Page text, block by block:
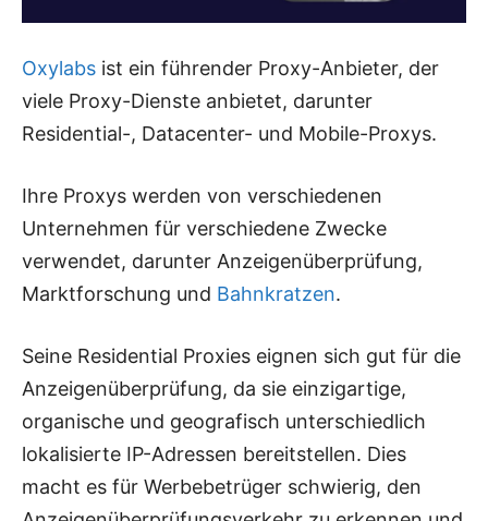
Oxylabs ist ein führender Proxy-Anbieter, der
viele Proxy-Dienste anbietet, darunter
Residential-, Datacenter- und Mobile-Proxys.
Ihre Proxys werden von verschiedenen
Unternehmen für verschiedene Zwecke
verwendet, darunter Anzeigenüberprüfung,
Marktforschung und Bahnkratzen.
Seine Residential Proxies eignen sich gut für die
Anzeigenüberprüfung, da sie einzigartige,
organische und geografisch unterschiedlich
lokalisierte IP-Adressen bereitstellen. Dies
macht es für Werbebetrüger schwierig, den